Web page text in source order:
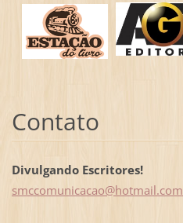
Contato
Divulgando Escritores!
smccomunicacao@hotmail.com